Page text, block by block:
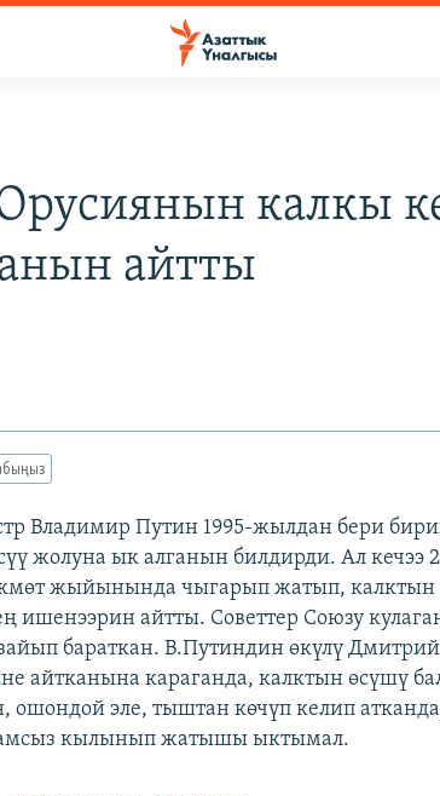
калкы
айтты
Владимир Путин 1995-жылдан бери
жолуна ык алганын билдирди. Ал
жыйынында чыгарып жатып, калктын
ишенээрин айтты. Советтер Союзу
бараткан. В.Путиндин өкүлү
айтканына караганда, калктын өсүшү
ошондой эле, тыштан көчүп келип
кылынып жатышы ыктымал.